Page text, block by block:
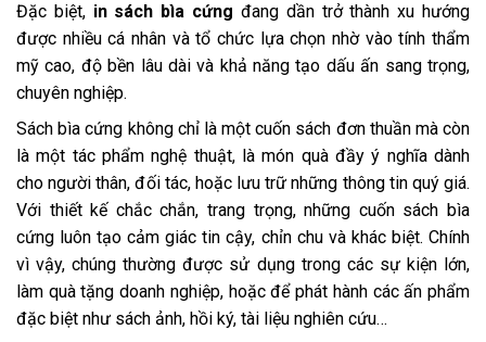
Đặc biệt, in sách bìa cứng đang dần trở thành xu hướng
được nhiều cá nhân và tổ chức lựa chọn nhờ vào tính thẩm
mỹ cao, độ bền lâu dài và khả năng tạo dấu ấn sang trọng,
chuyên nghiệp.
Sách bìa cứng không chỉ là một cuốn sách đơn thuần mà còn
là một tác phẩm nghệ thuật, là món quà đầy ý nghĩa dành
cho người thân, đối tác, hoặc lưu trữ những thông tin quý giá.
Với thiết kế chắc chắn, trang trọng, những cuốn sách bìa
cứng luôn tạo cảm giác tin cậy, chỉn chu và khác biệt. Chính
vì vậy, chúng thường được sử dụng trong các sự kiện lớn,
làm quà tặng doanh nghiệp, hoặc để phát hành các ấn phẩm
đặc biệt như sách ảnh, hồi ký, tài liệu nghiên cứu…